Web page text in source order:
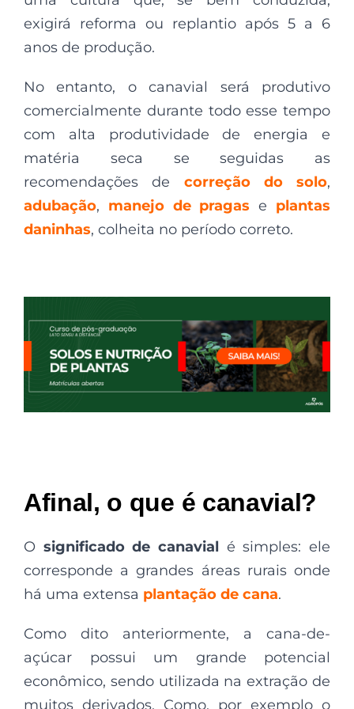
exigirá reforma ou replantio após 5 a 6
anos de produção.
No entanto, o canavial será produtivo
comercialmente durante todo esse tempo
com alta produtividade de energia e
matéria seca se seguidas as
recomendações de correção do solo,
adubação, manejo de pragas e plantas
daninhas, colheita no período correto.
Afinal, o que é canavial?
O significado de canavial é simples: ele
corresponde a grandes áreas rurais onde
há uma extensa plantação de cana.
Como dito anteriormente, a cana-de-
açúcar possui um grande potencial
econômico, sendo utilizada na extração de
muitos derivados. Como, por exemplo o